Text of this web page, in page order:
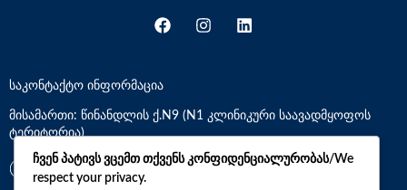
საკონტაქტო ინფორმაცია
მისამართი: წინანდლის ქ.N9 (N1 კლინიკური საავადმყოფოს
ტერიტორია)
*7770
ჩვენ პატივს ვცემთ თქვენს კონფიდენციალურობას/We
respect your privacy.